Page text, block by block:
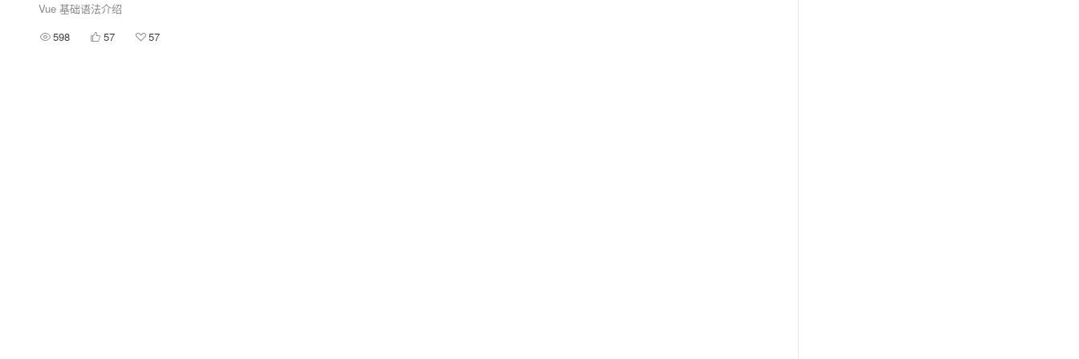
Vue 基础语法介绍
598
57 57